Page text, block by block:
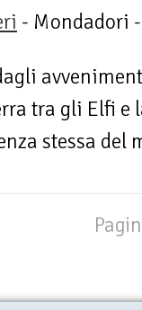
- Mondadori -
tra gli Elfi e
stessa del